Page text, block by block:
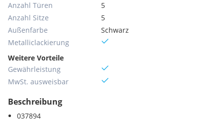
Anzahl Türen
5
Anzahl Sitze
5
Außenfarbe
Schwarz
Metallic­lackierung
Weitere Vorteile
Gewährleistung
MwSt. ausweisbar
Beschreibung
037894